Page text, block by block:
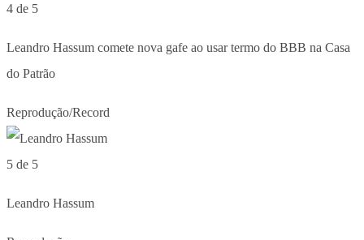
4 de 5
Leandro Hassum comete nova gafe ao usar termo do BBB na Casa
do Patrão
Reprodução/Record
5 de 5
Leandro Hassum